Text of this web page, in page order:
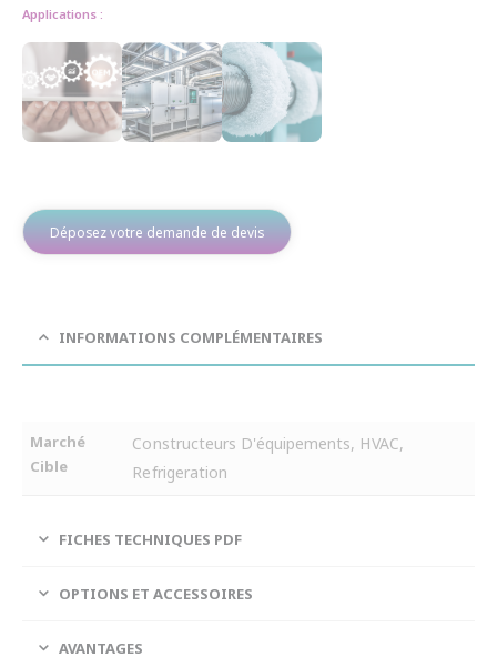
Applications :
Déposez votre demande de devis
INFORMATIONS COMPLÉMENTAIRES
Marché
Cible
Constructeurs D'équipements, HVAC,
Refrigeration
FICHES TECHNIQUES PDF
OPTIONS ET ACCESSOIRES
AVANTAGES